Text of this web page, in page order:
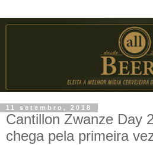
11 setembro, 2018
Cantillon Zwanze Day
chega pela primeira